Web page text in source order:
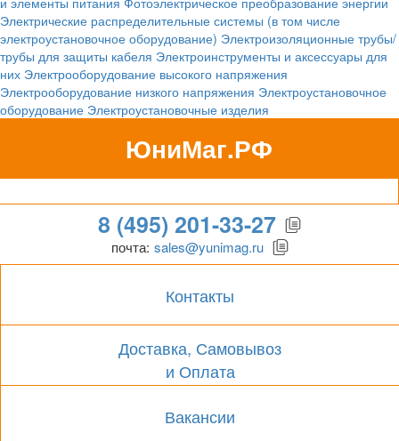
Электрические распределительные системы (в том числе
электроустановочное оборудование) Электроизоляционные трубы/
трубы для защиты кабеля Электроинструменты и аксессуары для
них Электрооборудование высокого напряжения
Электрооборудование низкого напряжения Электроустановочное
оборудование Электроустановочные изделия
ЮниМаг.РФ
Гипермаркет для бизнеса
8 (495) 201-33-27
почта: sales@yunimag.ru
Контакты
Доставка, Самовывоз
и Оплата
Вакансии